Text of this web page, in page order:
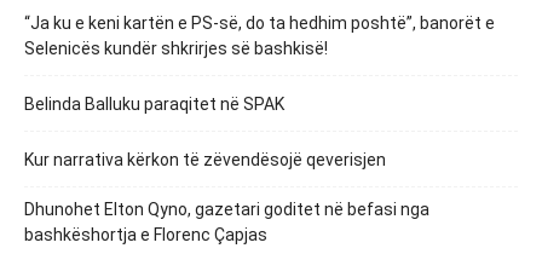
“Ja ku e keni kartën e PS-së, do ta hedhim poshtë”, banorët e
Selenicës kundër shkrirjes së bashkisë!
Belinda Balluku paraqitet në SPAK
Kur narrativa kërkon të zëvendësojë qeverisjen
Dhunohet Elton Qyno, gazetari goditet në befasi nga
bashkëshortja e Florenc Çapjas